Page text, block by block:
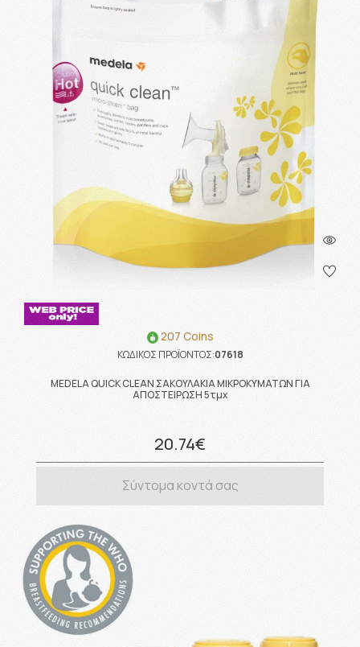
207 Coins
ΚΩΔΙΚΟΣ ΠΡΟΪΟΝΤΟΣ:07618
MEDELA QUICK CLEAN ΣΑΚΟΥΛΑΚΙΑ ΜΙΚΡΟΚΥΜΑΤΩΝ ΓΙΑ
ΑΠΟΣΤΕΙΡΩΣΗ 5τμχ
20.74€
Σύντομα κοντά σας